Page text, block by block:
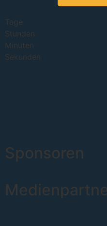
Tage
Stunden
Minuten
Sekunden
Sponsoren